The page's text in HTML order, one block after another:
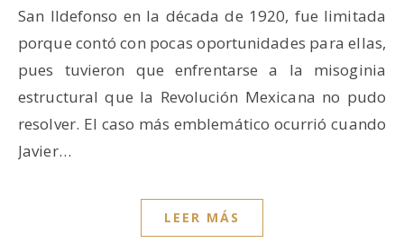
San Ildefonso en la década de 1920, fue limitada
porque contó con pocas oportunidades para ellas,
pues tuvieron que enfrentarse a la misoginia
estructural que la Revolución Mexicana no pudo
resolver. El caso más emblemático ocurrió cuando
Javier…
LEER MÁS